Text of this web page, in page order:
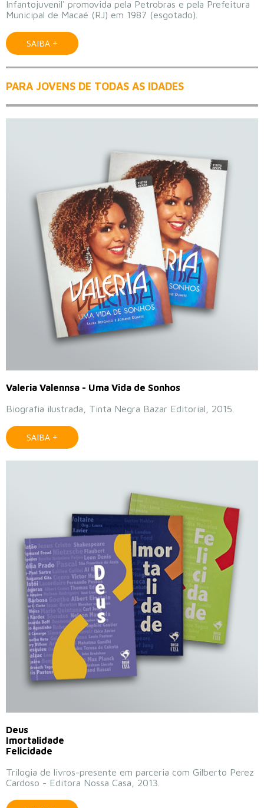
Infantojuvenil' promovida pela Petrobras e pela Prefeitura
Municipal de Macaé (RJ) em 1987 (esgotado).
SAIBA +
PARA JOVENS DE TODAS AS IDADES
Valeria Valennsa - Uma Vida de Sonhos
Biografia ilustrada, Tinta Negra Bazar Editorial, 2015.
SAIBA +
Deus
Imortalidade
Felicidade
Trilogia de livros-presente em parceria com Gilberto Perez
Cardoso - Editora Nossa Casa, 2013.